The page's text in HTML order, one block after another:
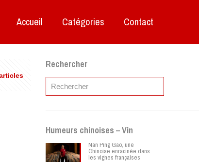
Accueil Catégories Contact
Rechercher
Humeurs chinoises – Vin
Nan Ping Gao, une
Chinoise enracinée dans
les vignes françaises